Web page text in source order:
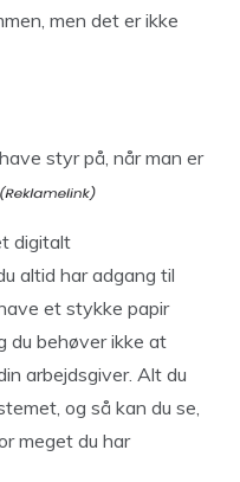
men det er ikke
styr på, når man er
digitalt
altid har adgang til
et stykke papir
du behøver ikke at
arbejdsgiver. Alt du
og så kan du se,
meget du har